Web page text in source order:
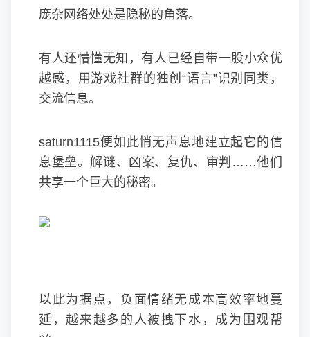
庞杂网络处处是隐秘的角落。
有人还懵懂无知，有人已经自带一股小众优
越感，用游戏社群的独创“语言”识别同类，
交流信息。
saturn1115便如此悄无声息地建立起它的信
息堡垒。解谜、凶案、复仇、审判……他们
共享一个巨大的秘密。
以此为据点，负面情绪无成本高效率地蔓
延，越来越多的人被拽下水，成为围观帮